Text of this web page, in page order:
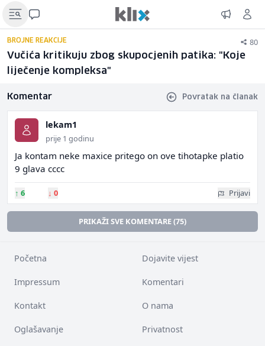
BROJNE REAKCIJE 80
Vučića kritikuju zbog skupocjenih patika: "Koje
liječenje kompleksa"
Komentar Povratak na članak
lekam1
prije 1 godinu
Ja kontam neke maxice pritego on ove tihotapke platio
9 glava cccc
↑ 6 ↓ 0 Prijavi
PRIKAŽI SVE KOMENTARE (75)
Početna Dojavite vijest
Impressum Komentari
Kontakt O nama
Oglašavanje Privatnost